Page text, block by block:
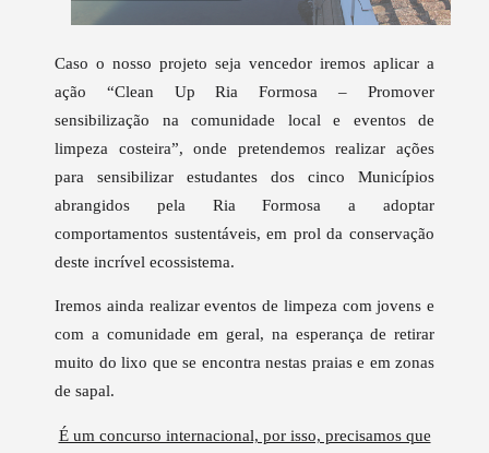
Caso o nosso projeto seja vencedor iremos aplicar a
ação “Clean Up Ria Formosa – Promover
sensibilização na comunidade local e eventos de
limpeza costeira”, onde pretendemos realizar ações
para sensibilizar estudantes dos cinco Municípios
abrangidos pela Ria Formosa a adoptar
comportamentos sustentáveis, em prol da conservação
deste incrível ecossistema.
Iremos ainda realizar eventos de limpeza com jovens e
com a comunidade em geral, na esperança de retirar
muito do lixo que se encontra nestas praias e em zonas
de sapal.
É um concurso internacional, por isso, precisamos que